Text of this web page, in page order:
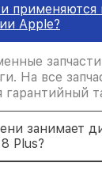
применяются
Apple?
На все
гарантийный
занимает
Plus?